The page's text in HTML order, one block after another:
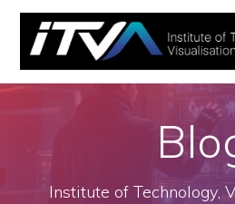
Zum
Inhalt
Institute of Technology,